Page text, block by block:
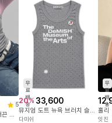
5
[기본템] 인더 굵은 어깨끈 스탠다드 슬림 골지 망고 나시 이너나시 여름나시 (3컬러)
무
료
배
송
20% 33,600
뮤지엄 도트 뉴욕 브러치 슬리브리스_그레이
다미쉬
무
료
배
송
잇진